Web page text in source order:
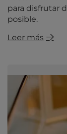
para disfrutar
posible.
Leer más